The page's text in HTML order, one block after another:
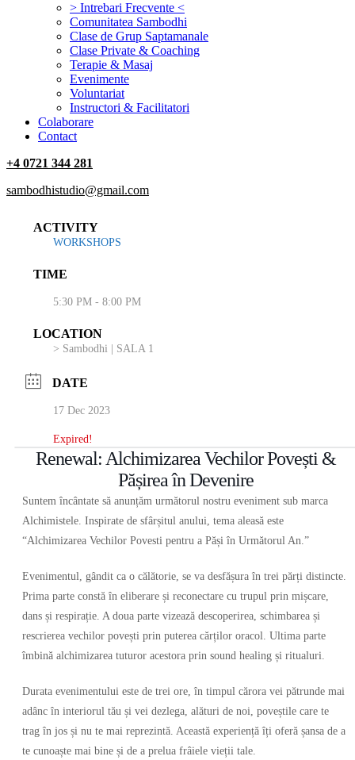
> Intrebari Frecvente <
Comunitatea Sambodhi
Clase de Grup Saptamanale
Clase Private & Coaching
Terapie & Masaj
‎Evenimente
Voluntariat
‏‏‎Instructori & Facilitatori
Colaborare
Contact
+4 0721 344 281
sambodhistudio@gmail.com
ACTIVITY
WORKSHOPS
TIME
5:30 PM - 8:00 PM
LOCATION
> Sambodhi | SALA 1
DATE
17 Dec 2023
Expired!
Renewal: Alchimizarea Vechilor Povești &
Pășirea în Devenire
Suntem încântate să anunțăm următorul nostru eveniment sub marca
Alchimistele. Inspirate de sfârșitul anului, tema aleasă este
“Alchimizarea Vechilor Povesti pentru a Păși în Următorul An.”
Evenimentul, gândit ca o călătorie, se va desfășura în trei părți distincte.
Prima parte constă în eliberare și reconectare cu trupul prin mișcare,
dans și respirație. A doua parte vizează descoperirea, schimbarea și
rescrierea vechilor povești prin puterea cărților oracol. Ultima parte
îmbină alchimizarea tuturor acestora prin sound healing și ritualuri.
Durata evenimentului este de trei ore, în timpul cărora vei pătrunde mai
adânc în interiorul tău și vei dezlega, alături de noi, poveștile care te
trag în jos și nu te mai reprezintă. Această experiență îți oferă șansa de a
te cunoaște mai bine și de a prelua frâiele vieții tale.